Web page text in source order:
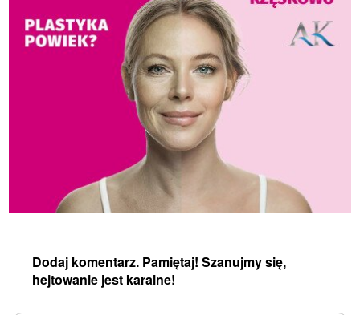
Dodaj komentarz. Pamiętaj! Szanujmy się,
hejtowanie jest karalne!